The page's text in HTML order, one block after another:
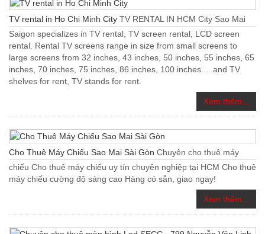
TV rental in Ho Chi Minh City TV RENTAL IN HCM City Sao Mai
Saigon specializes in TV rental, TV screen rental, LCD screen
rental. Rental TV screens range in size from small screens to
large screens from 32 inches, 43 inches, 50 inches, 55 inches, 65
inches, 70 inches, 75 inches, 86 inches, 100 inches.....and TV
shelves for rent, TV stands for rent.
Xem thêm...
Cho Thuê Máy Chiếu Sao Mai Sài Gòn Chuyên cho thuê máy
chiếu Cho thuê máy chiếu uy tín chuyên nghiệp tại HCM Cho thuê
máy chiếu cường độ sáng cao Hàng có sẵn, giao ngay!
Xem thêm...